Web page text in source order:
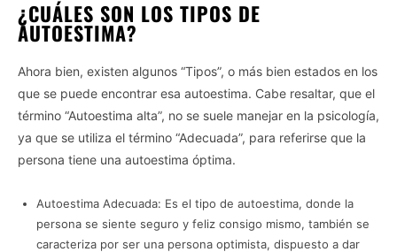
¿CUÁLES SON LOS TIPOS DE
AUTOESTIMA?
Ahora bien, existen algunos “Tipos”, o más bien estados en los
que se puede encontrar esa autoestima. Cabe resaltar, que el
término “Autoestima alta”, no se suele manejar en la psicología,
ya que se utiliza el término “Adecuada”, para referirse que la
persona tiene una autoestima óptima.
Autoestima Adecuada: Es el tipo de autoestima, donde la
persona se siente seguro y feliz consigo mismo, también se
caracteriza por ser una persona optimista, dispuesto a dar